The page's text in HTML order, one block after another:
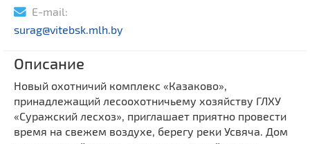
E-mail:
surag@vitebsk.mlh.by
Описание
Новый охотничий комплекс «Казаково»,
принадлежащий лесоохотничьему хозяйству ГЛХУ
«Суражский лесхоз», приглашает приятно провести
время на свежем воздухе, берегу реки Усвяча. Дом